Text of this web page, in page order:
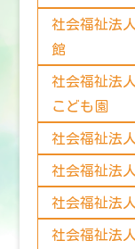
社会福祉法
館
社会福祉法
こども園
社会福祉法
社会福祉法
社会福祉法
社会福祉法